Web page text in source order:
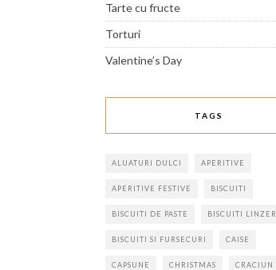
Tarte cu fructe
Torturi
Valentine’s Day
TAGS
ALUATURI DULCI APERITIVE
APERITIVE FESTIVE BISCUITI
BISCUITI DE PASTE BISCUITI LINZER
BISCUITI SI FURSECURI CAISE
CAPSUNE CHRISTMAS CRACIUN